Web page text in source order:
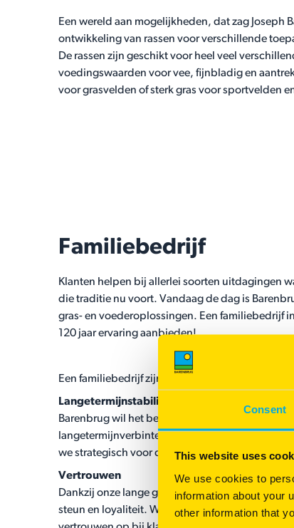
Consent
This website uses
We use cookies to
information about your
other information that
Een wereld aan mogelijkheden, dat zag Joseph
ontwikkeling van rassen voor verschillende
De rassen zijn geschikt voor heel veel
voedingswaarden voor vee, fijnbladig en
voor grasvelden of sterk gras voor sportvelden
Familiebedrijf
Klanten helpen bij allerlei soorten uitdagingen
die traditie nu voort. Vandaag de dag is
gras- en voederoplossingen. Een familiebedrijf
120 jaar ervaring aanbieden!
Een familiebedrijf zijn, zie je terug in de
Langetermijnstabiliteit
Barenbrug wil het bedrijf van generatie op
langetermijnverbintenis en richten we ons op
we strategisch voor de toekomst.
Vertrouwen
Dankzij onze lange geschiedenis hebben we
steun en loyaliteit. We handelen altijd met